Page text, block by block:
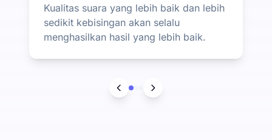
Kualitas suara yang lebih baik dan lebih
sedikit kebisingan akan selalu
menghasilkan hasil yang lebih baik.